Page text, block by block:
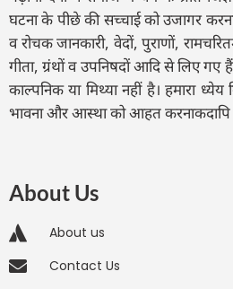
घटना के पीछे की सच्चाई को उजागर करना
व रोचक जानकारी, वेदों, पुराणों,
गीता, ग्रंथों व उपनिषदों आदि से लिए गए
काल्पनिक या मिथ्या नहीं है। हमारा
भावना और आस्था को आहत करनाकदापि
About Us
About us
Contact Us